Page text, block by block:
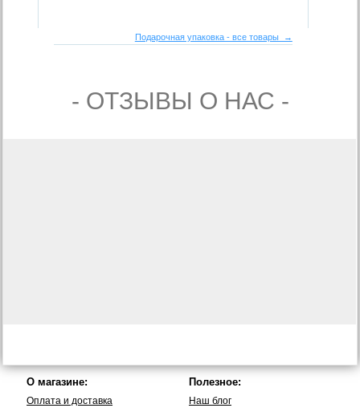
Подарочная упаковка - все товары →
- ОТЗЫВЫ О НАС -
О магазине:
Оплата и доставка
Полезное:
Наш блог